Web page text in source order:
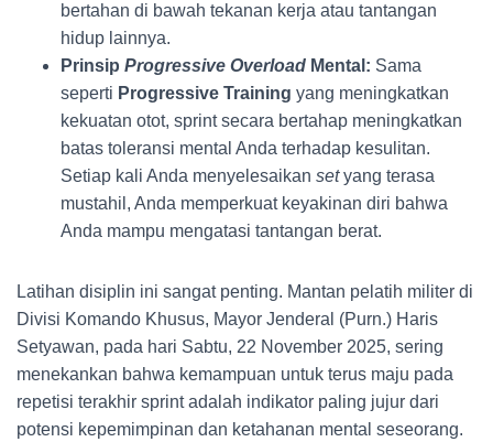
bertahan di bawah tekanan kerja atau tantangan
hidup lainnya.
Prinsip Progressive Overload Mental: Sama
seperti Progressive Training yang meningkatkan
kekuatan otot, sprint secara bertahap meningkatkan
batas toleransi mental Anda terhadap kesulitan.
Setiap kali Anda menyelesaikan setyang terasa
mustahil, Anda memperkuat keyakinan diri bahwa
Anda mampu mengatasi tantangan berat.
Latihan disiplin ini sangat penting. Mantan pelatih militer di
Divisi Komando Khusus, Mayor Jenderal (Purn.) Haris
Setyawan, pada hari Sabtu, 22 November 2025, sering
menekankan bahwa kemampuan untuk terus maju pada
repetisi terakhir sprint adalah indikator paling jujur dari
potensi kepemimpinan dan ketahanan mental seseorang.